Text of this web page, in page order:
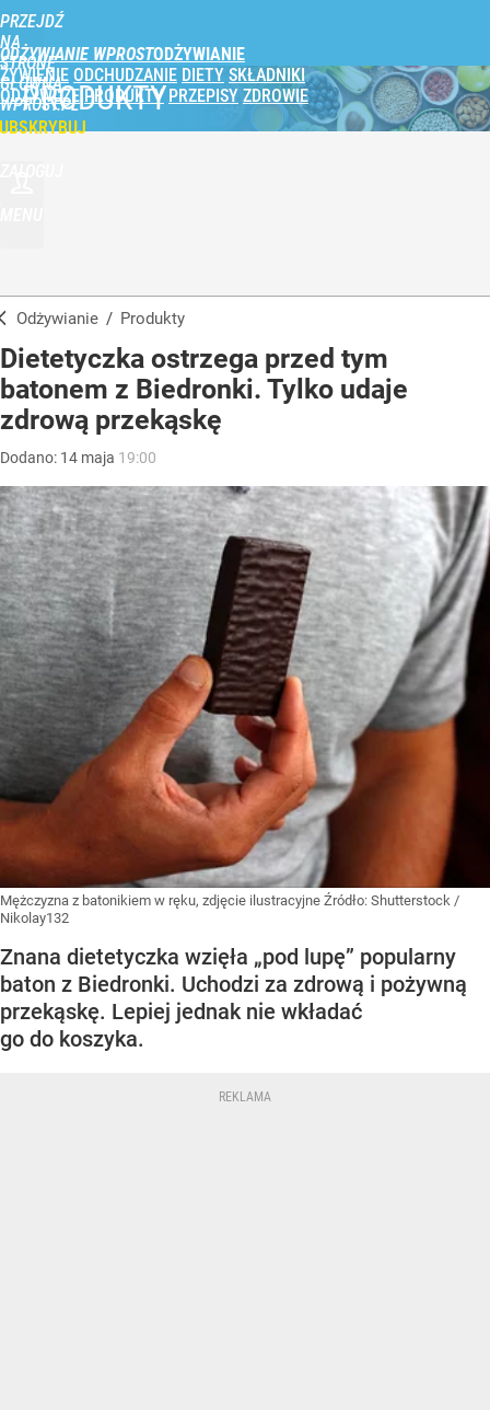
PRZEJDŹ
NA
STRONĘ
GŁÓWNĄ
WPROST.PL
ODŻYWIANIE WPROST
ŻYWIENIE ODCHUDZANIE DIETY SKŁADNIKI
ODŻYWCZE PRODUKTY PRZEPISY ZDROWIE
PRODUKTY
Odżywianie / Produkty
Dietetyczka ostrzega przed tym
batonem z Biedronki. Tylko udaje
zdrową przekąskę
Dodano: 14 maja 19:00
Mężczyzna z batonikiem w ręku, zdjęcie ilustracyjne Źródło: Shutterstock /
Nikolay132
Znana dietetyczka wzięła „pod lupę” popularny
baton z Biedronki. Uchodzi za zdrową i pożywną
przekąskę. Lepiej jednak nie wkładać
go do koszyka.